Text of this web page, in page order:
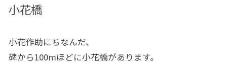
小花橋
小花作助にちなんだ、
碑から100mほどに小花橋があります。